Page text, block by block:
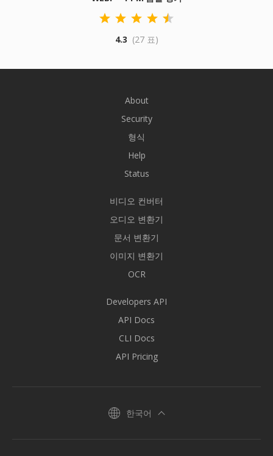
4.3 (27 표)
About
Security
형식
Help
Status
비디오 컨버터
오디오 변환기
문서 변환기
이미지 변환기
OCR
Developers API
API Docs
CLI Docs
API Pricing
한국어